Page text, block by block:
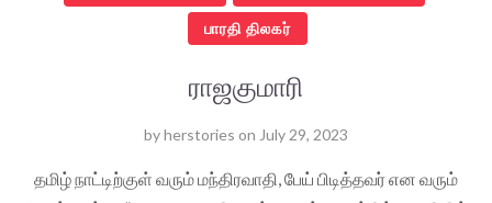
பாரதி திலகர்
ராஜகுமாரி
byherstories on July 29, 2023
தமிழ் நாட்டிற்குள் வரும் மந்திரவாதி, பேய் பிடித்தவர் என வரும்